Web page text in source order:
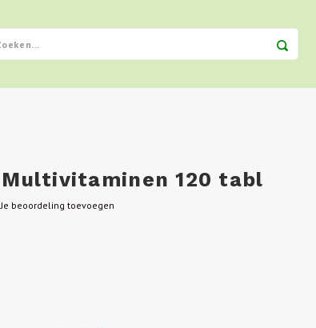
120 tabl
Je beoordeling toevoegen